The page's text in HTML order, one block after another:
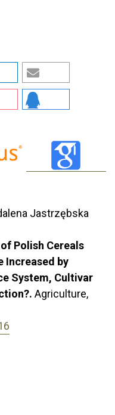
Jastrzębska
Polish Cereals
Increased by
System, Cultivar
Agriculture,